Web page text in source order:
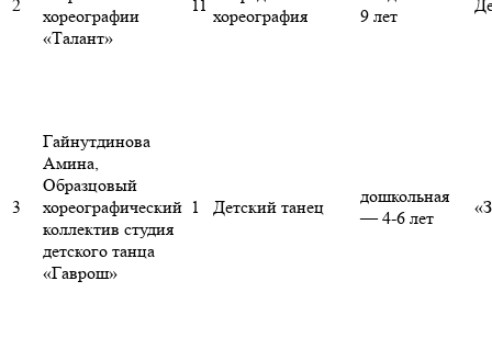
2
хореографии
«Талант»
11
хореография
9 лет
3
Гайнутдинова
Амина,
Образцовый
хореографический
коллектив студия
детского танца
«Гаврош»
1 Детский танец
дошкольная
— 4-6 лет